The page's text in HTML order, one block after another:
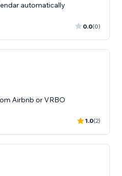
automatically
0.0(0)
Airbnb or VRBO
1.0(2)